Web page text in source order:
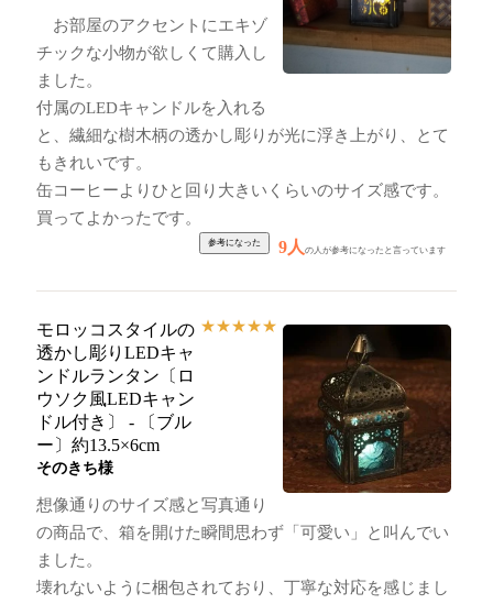
お部屋のアクセントにエキゾ
チックな小物が欲しくて購入し
ました。
付属のLEDキャンドルを入れる
と、繊細な樹木柄の透かし彫りが光に浮き上がり、とて
もきれいです。
缶コーヒーよりひと回り大きいくらいのサイズ感です。
買ってよかったです。
9人の人が参考になったと言っています
モロッコスタイルの
透かし彫りLEDキャ
ンドルランタン〔ロ
ウソク風LEDキャン
ドル付き〕 - 〔ブル
ー〕約13.5×6cm
★★★★★
そのきち様
想像通りのサイズ感と写真通り
の商品で、箱を開けた瞬間思わず「可愛い」と叫んでい
ました。
壊れないように梱包されており、丁寧な対応を感じまし